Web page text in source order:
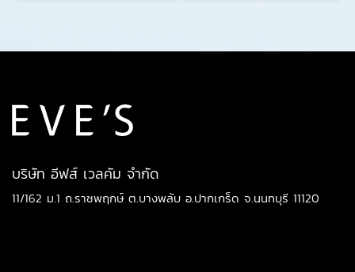
บริษัท อีฟส์ เวลคัม จำกัด
11/162 ม.1 ถ.ราชพฤกษ์ ต.บางพลับ อ.ปากเกร็ด จ.นนทบุรี 11120